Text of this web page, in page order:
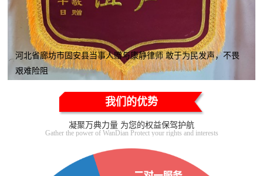
河北省廊坊市固安县当事人赠与康静律师 敢于为民发声，不畏
艰难险阻
我们的优势
凝聚万典力量 为您的权益保驾护航
Gather the power of WanDian Protect your rights and interests